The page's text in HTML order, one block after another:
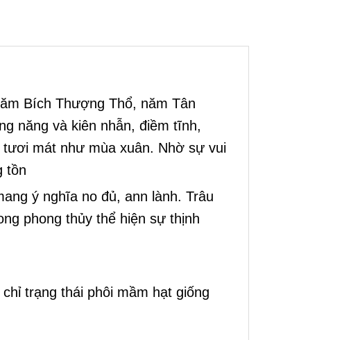
Bích Thượng Thổ, năm Tân
năng và kiên nhẫn, điềm tĩnh,
mát như mùa xuân. Nhờ sự vui
tồn
ý nghĩa no đủ, ann lành. Trâu
phong thủy thể hiện sự thịnh
trạng thái phôi mầm hạt giống